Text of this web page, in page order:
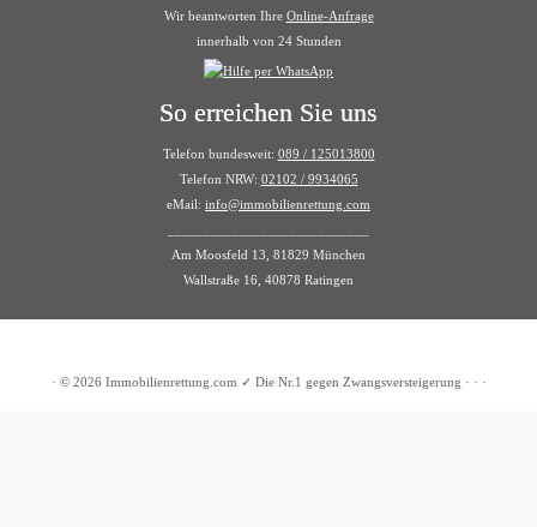
Wir beantworten Ihre Online-Anfrage
innerhalb von 24 Stunden
So erreichen Sie uns
Telefon bundesweit: 089 / 125013800
Telefon NRW: 02102 / 9934065
eMail: info@immobilienrettung.com
Am Moosfeld 13, 81829 München
Wallstraße 16, 40878 Ratingen
· © 2026 Immobilienrettung.com ✓ Die Nr.1 gegen Zwangsversteigerung · · ·